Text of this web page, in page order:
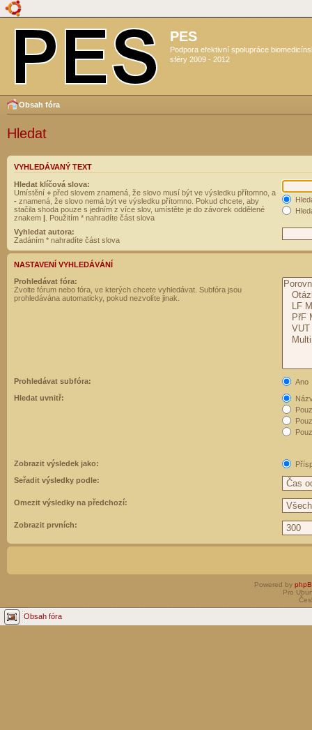
PES
Podpora efektivní spolupráce
sféry 2009 - 2012
Obsah fóra
Hledat
VYHLEDÁVANÝ TEXT
Hledat klíčová slova:
Umístění + před slovem znamená, že slovo musí být ve výsledku přítomno, a
- znamená, že slovo nemá být ve výsledku přítomno. Pokud chcete, aby
stačila shoda pouze s jedním z více slov, umístěte je do závorek oddělené
znakem | . Použitím * nahradíte část slova
Vyhledat autora:
Zadáním * nahradíte část slova
NASTAVENÍ VYHLEDÁVÁNÍ
Prohledávat fóra:
Zvolte fórum nebo fóra, ve kterých chcete vyhledávat. Subfóra jsou
prohledávána automaticky, pokud nezvolíte jinak.
Prohledávat subfóra:
Ano
Hledat uvnitř:
Zobrazit výsledek jako:
Seřadit výsledky podle:
Omezit výsledky na předchozí:
Zobrazit prvních:
Powered by
Pro
Obsah fóra